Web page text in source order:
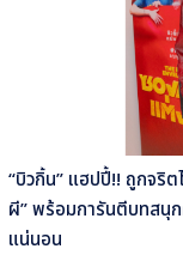
“บิวกิ้น” แฮปปี้!! ถูกจริ
ผี” พร้อมการันตีบทสนุ
แน่นอน